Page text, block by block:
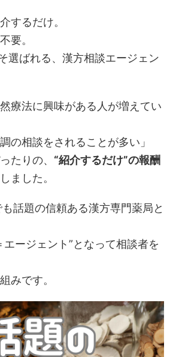
するだけ。
要。
選ばれる、漢方相談エージェン
療法に興味がある人が増えてい
の相談をされることが多い」
たりの、 “紹介するだけ”の報酬
ました。
話題の信頼ある漢方専門薬局と
エージェント”となって相談者を
みです。